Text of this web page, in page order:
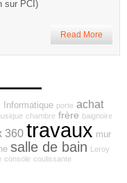
sur PCI)
Read More
Informatique porte achat
chambre frère baignoire
360 travaux mur
salle de bain Leroy
console coulissante